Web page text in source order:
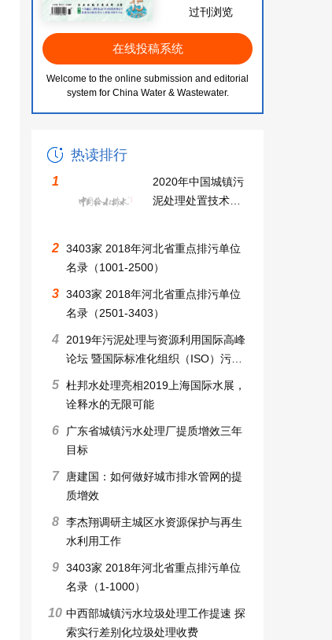
过刊浏览
在线投稿系统
Welcome to the online submission and editorial
system for China Water & Wastewater.
热读排行
1
2020年中国城镇污
泥处理处置技术与
市建设及固废资源
化利用大会邀请函
2 3403家 2018年河北省重点排污单位
名录（1001-2500）
3 3403家 2018年河北省重点排污单位
名录（2501-3403）
4
2019年污泥处理与资源利用国际高峰
论坛 暨国际标准化组织（ISO）污泥
处理和利用标准工作组会议
5 杜邦水处理亮相2019上海国际水展，
诠释水的无限可能
6
广东省城镇污水处理厂提质增效三年
目标
7
唐建国：如何做好城市排水管网的提
质增效
8 李杰翔调研主城区水资源保护与再生
水利用工作
9 3403家 2018年河北省重点排污单位
名录（1-1000）
10 中西部城镇污水垃圾处理工作提速 探
索实行差别化垃圾处理收费